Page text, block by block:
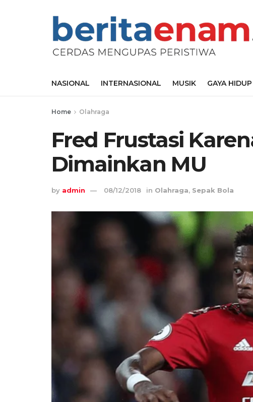
NASIONAL INTERNASIONAL MUSIK GAYA HIDUP
Home Olahraga
Fred Frustasi
Dimainkan MU
by admin 08/12/2018 in Olahraga, Sepak Bola